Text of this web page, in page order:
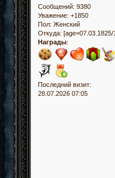
Сообщений: 9380
Уважение: +1850
Пол: Женский
Откуда: [age=07.03.1825/
Награды:
Последний визит:
28.07.2026 07:05